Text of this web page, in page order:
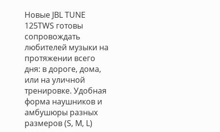
Новые JBL TUNE
125TWS готовы
сопровождать
любителей музыки на
протяжении всего
дня: в дороге, дома,
или на уличной
тренировке. Удобная
форма наушников и
амбушюры разных
размеров (S, M, L)